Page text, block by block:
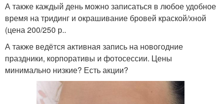
А также каждый день можно записаться в любое удобное
время на тридинг и окрашивание бровей краской/хной
(цена 200/250 р..
А также ведётся активная запись на новогодние
праздники, корпоративы и фотосессии. Цены
минимально низкие? Есть акции?